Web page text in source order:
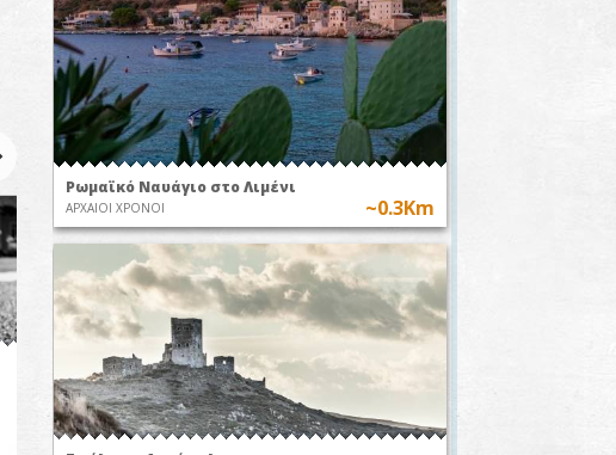
Αναζητώντας το
αρσενικό
messinia.mobi
Ρωμαϊκό Ναυάγιο στο Λιμένι
ΑΡΧΑΙΟΙ ΧΡΟΝΟΙ ~0.3Km